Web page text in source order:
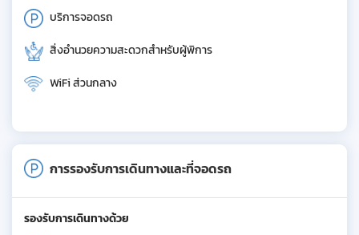
บริการจอดรถ
สิ่งอำนวยความสะดวกสำหรับผู้พิการ
WiFi ส่วนกลาง
การรองรับการเดินทางและที่จอดรถ
รองรับการเดินทางด้วย